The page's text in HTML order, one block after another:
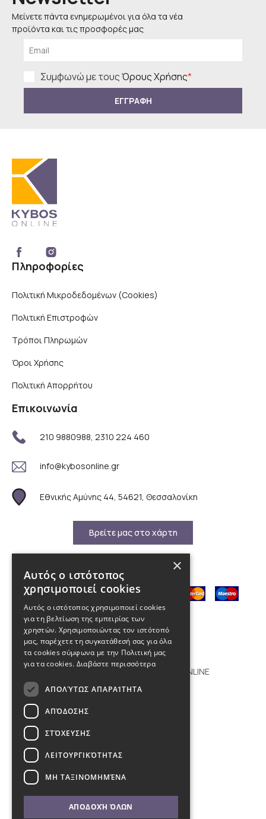
Μείνετε πάντα ενημερωμένοι για όλα τα νέα
προϊόντα και τις προσφορές μας
Συμφωνώ με τουςΌρους Χρήσης*
ΕΓΓΡΑΦΗ
Πληροφορίες
Πολιτική Μικροδεδομένων (Cookies)
Πολιτική Επιστροφών
Τρόποι Πληρωμών
Όροι Χρήσης
Πολιτική Απορρήτου
Επικοινωνία
210 9880988, 2310 224 460
info@kybosonline.gr
Εθνικής Αμύνης 44, 54621, Θεσσαλονίκη
Βρείτε μας στο χάρτη
Copyright © 2011 - 2026 KYBOS ONLINE
with
by Darkpony
×
Αυτός ο ιστότοπος
χρησιμοποιεί cookies
Αυτός ο ιστότοπος χρησιμοποιεί cookies
για τη βελτίωση της εμπειρίας των
χρηστών. Χρησιμοποιώντας τον ιστότοπό
μας, παρέχετε τη συγκατάθεσή σας για όλα
τα cookies σύμφωνα με την Πολιτική μας
για τα cookies. Διαβάστε περισσότερα
ΑΠΟΛΎΤΩΣ ΑΠΑΡΑΊΤΗΤΑ
ΑΠΌΔΟΣΗΣ
ΣΤΌΧΕΥΣΗΣ
ΛΕΙΤΟΥΡΓΙΚΌΤΗΤΑΣ
ΜΗ ΤΑΞΙΝΟΜΗΜΈΝΑ
ΑΠΟΔΟΧΉ ΌΛΩΝ